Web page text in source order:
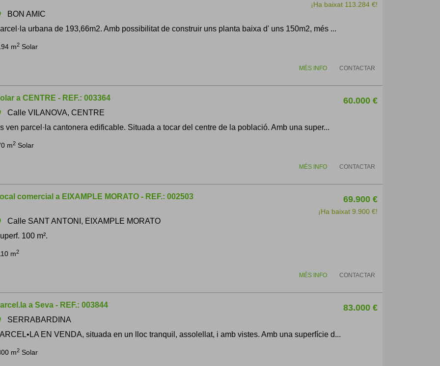
¡Ha baixat 113.284 €!
BON AMIC
urbana de 193,66m2. Amb possibilitat de construir uns planta baixa d' uns 150m2, més ...
m2 Solar
CONTACTAR
MÉS INFO
a CENTRE - REF.: 003364 60.000 €
Calle VILANOVA, CENTRE
ven parcel·la cantonera edificable. Situada a tocar del centre de la població. Amb una super...
m2 Solar
CONTACTAR
MÉS INFO
comercial a EIXAMPLE MORATO - REF.: 002503 69.900 €
¡Ha baixat 9.900 €!
Calle SANT ANTONI, EIXAMPLE MORATO
100 m².
m2
CONTACTAR
MÉS INFO
a Seva - REF.: 003844 83.000 €
SERRABARDINA
EN VENDA, situada en un lloc tranquil, assolellat, i amb vistes. Amb una superfície d...
m2 Solar